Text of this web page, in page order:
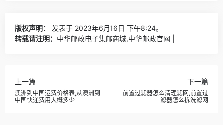
版权声明：
发表于 2023年6月16日 下午8:24。
转载请注明： 中华邮政电子集邮商城,中华邮政官网 |
上一篇
澳洲到中国运费价格表,从澳洲到
中国快递费用大概多少
下一篇
前置过滤器怎么清理滤网,前置过
滤器怎么拆洗滤网